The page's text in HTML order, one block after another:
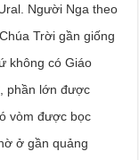
Người Nga theo
Trời gần giống
không có Giáo
phần lớn được
vòm được bọc
ở gần quảng